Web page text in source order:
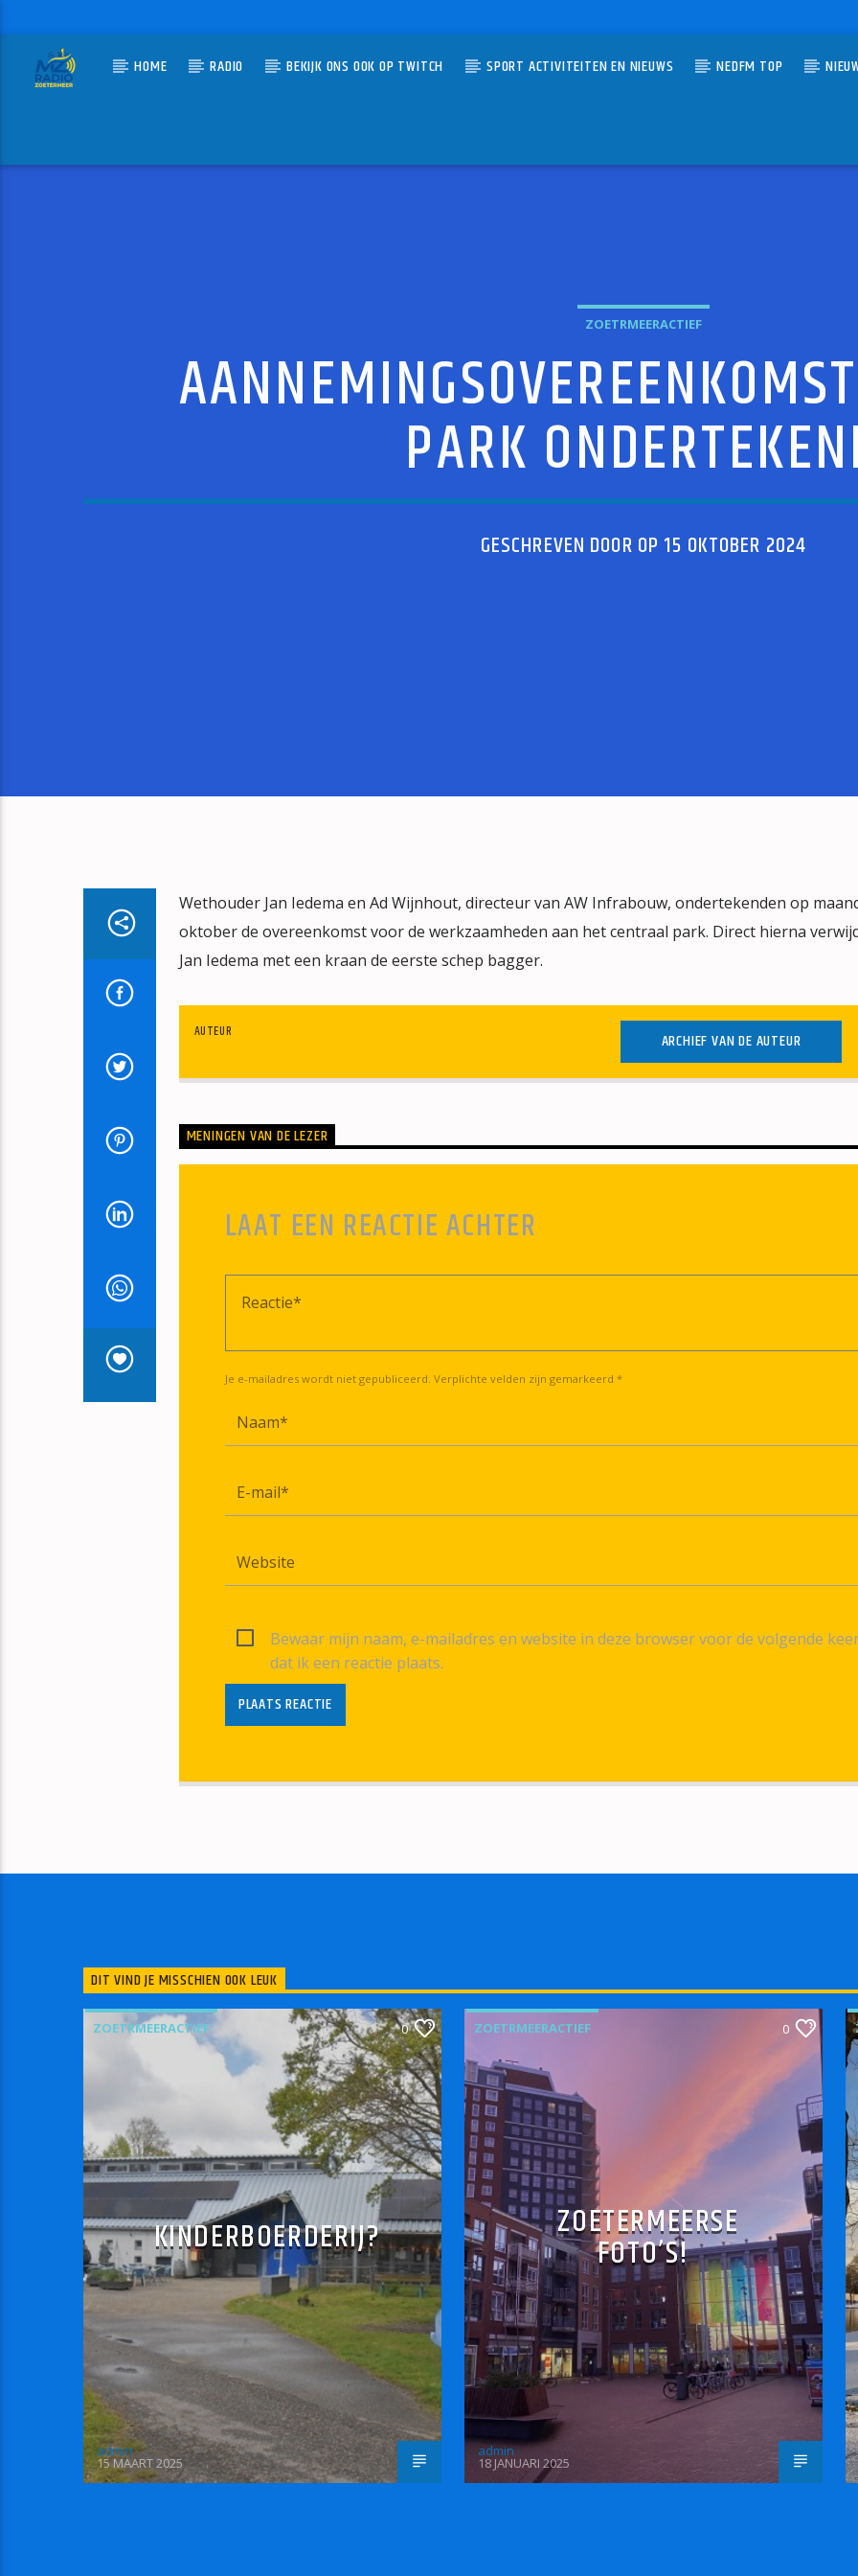
HOME RADIO BEKIJK ONS OOK OP TWITCH SPORT ACTIVITEITEN EN NIEUWS NEDFM TOP
ZOETRMEERACTIEF
PARK
GESCHREVEN DOOR OP 15 OKTOBER 2024
Wethouder Jan Iedema en Ad Wijnhout, directeur van AW Infrabouw, ondertekenden op
oktober de overeenkomst voor de werkzaamheden aan het centraal park. Direct hierna
Jan Iedema met een kraan de eerste schep bagger.
AUTEUR ARCHIEF VAN DE AUTEUR
MENINGEN VAN DE LEZER
LAAT EEN REACTIE ACHTER
Je e-mailadres wordt niet gepubliceerd. Verplichte velden zijn gemarkeerd *
Bewaar mijn naam, e-mailadres en website in deze browser voor de volgende
dat ik een reactie plaats.
DIT VIND JE MISSCHIEN OOK LEUK
ZOETRMEERACTIEF 0
KINDERBOERDERIJ?
admin
15 MAART 2025
ZOETRMEERACTIEF 0
ZOETERMEERSE
FOTO’S!
admin
18 JANUARI 2025